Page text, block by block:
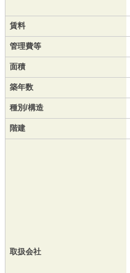
賃料
管理費等
面積
築年数
種別/構造
階建
取扱会社